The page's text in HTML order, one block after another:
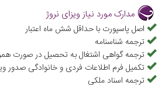
نروژ عبارت‌اند از امور تجاری، ورزشی و
ازدواج با شهروندان نروژ، ویزای ترانزیت،
توریستی که با توجه به نوع سفر می‌بایست مدارک
ویزای مناسب شما صادر گردد. برای این
کارگزاری نروژ ثبت نام و مدارک خود را
مدارک مورد نیاز ویزای نروژ
اصل پاسپورت با حداقل شش ماه اعتبار
ترجمه شناسنامه
ترجمه گواهی اشتغال به تحصیل در صورت
تکمیل فرم اطلاعات فردی و خانوادگی صدور
ترجمه اسناد ملکی